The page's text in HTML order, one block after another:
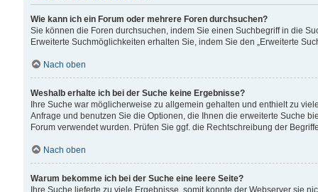
Wie kann ich ein Forum oder mehrere Foren durchsuchen?
Sie können die Foren durchsuchen, indem Sie einen Suchbegriff in die
Erweiterte Suchmöglichkeiten erhalten Sie, indem Sie den „Erweiterte
Nach oben
Weshalb erhalte ich bei der Suche keine Ergebnisse?
Ihre Suche war möglicherweise zu allgemein gehalten und enthielt zu
Anfrage und benutzen Sie die Optionen, die Ihnen die erweiterte Suche
Forum verwendet wurden. Prüfen Sie ggf. die Rechtschreibung der
Nach oben
Warum bekomme ich bei der Suche eine leere Seite?
Ihre Suche lieferte zu viele Ergebnisse, somit konnte der Webserver sie